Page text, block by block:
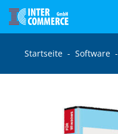
Zum
Inhalt
Software
Startseite- Software-